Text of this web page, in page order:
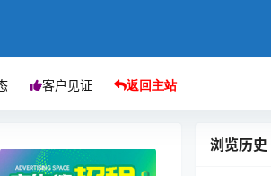
客户见证 返回主站
浏览历史